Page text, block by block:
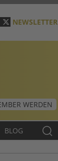
NEWSLETTER
WERDEN
BLOG